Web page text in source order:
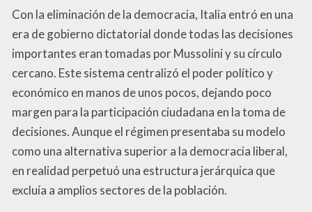
Con la eliminación de la democracia, Italia entró en una
era de gobierno dictatorial donde todas las decisiones
importantes eran tomadas por Mussolini y su círculo
cercano. Este sistema centralizó el poder político y
económico en manos de unos pocos, dejando poco
margen para la participación ciudadana en la toma de
decisiones. Aunque el régimen presentaba su modelo
como una alternativa superior a la democracia liberal,
en realidad perpetuó una estructura jerárquica que
excluía a amplios sectores de la población.